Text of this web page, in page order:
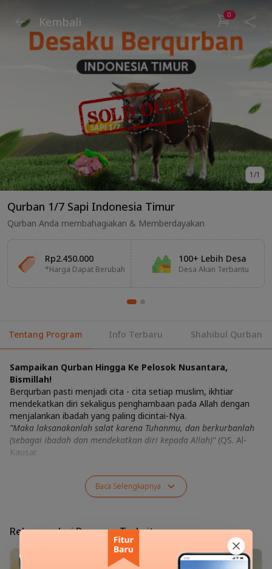
Kembali 0
1/1
Qurban 1/7 Sapi Indonesia Timur
Qurban Anda membahagiakan & Memberdayakan
Rp2.450.000
*Harga Dapat Berubah
100+ Lebih Desa
Desa Akan Terbantu
Tentang Program Info Terbaru Shahibul Qurban
Sampaikan Qurban Hingga Ke Pelosok Nusantara,
Bismillah!
Berqurban pasti menjadi cita - cita setiap muslim, ikhtiar
mendekatkan diri sekaligus penghambaan pada Allah dengan
menjalankan ibadah yang paling dicintai-Nya.
"Maka laksanakanlah salat karena Tuhanmu, dan berkurbanlah
(sebagai ibadah dan mendekatkan diri kepada Allah)"(QS. Al-
Kausar
Baca Selengkapnya
Rekomendasi Program Terkait